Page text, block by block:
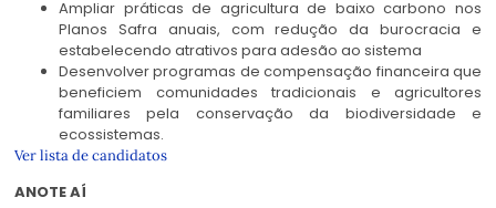
Ampliar práticas de agricultura de baixo carbono nos
Planos Safra anuais, com redução da burocracia e
estabelecendo atrativos para adesão ao sistema
Desenvolver programas de compensação financeira que
beneficiem comunidades tradicionais e agricultores
familiares pela conservação da biodiversidade e
ecossistemas.
Ver lista de candidatos
ANOTE AÍ